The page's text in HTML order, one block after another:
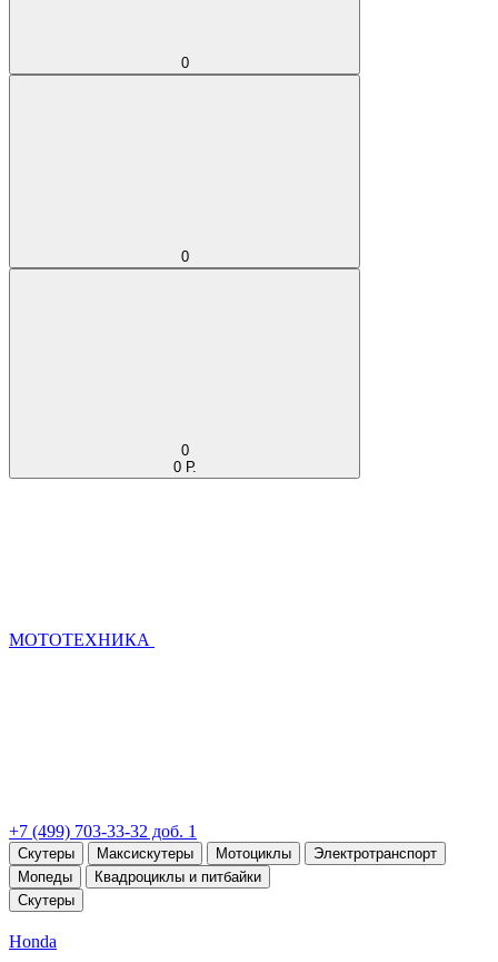
0
0
0
0 Р.
МОТОТЕХНИКА
+7 (499) 703-33-32 доб. 1
Скутеры Максискутеры Мотоциклы
Электротранспорт
Мопеды
Квадроциклы и питбайки
Скутеры
Honda